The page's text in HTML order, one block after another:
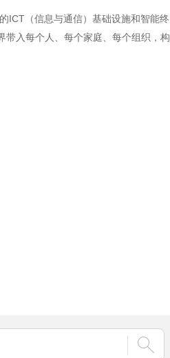
ICT（信息与通信）基础设施和智能终
带入每个人、每个家庭、每个组织，构